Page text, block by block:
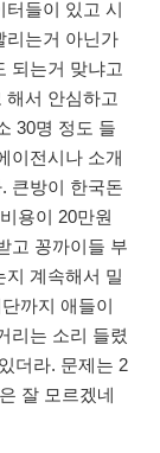
들이 있고 시
리는거 아닌가
되는거 맞냐고
서 안심하고
30명 정도 들
이전시나 소개
큰방이 한국돈
용이 20만원
고 꽁까이들 부
지 계속해서 밀
까지 애들이
리는 소리 들렸
더라. 문제는 2
잘 모르겠네